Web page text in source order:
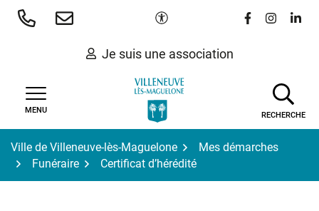
Aller
Paramètres d'accessibilité
Lien vers le
Lien vers
Lien
Je suis une association
MENU
RECHERCHE
Ville de Villeneuve-lès-Maguelone
Mes démarches
Funéraire
Certificat d’hérédité